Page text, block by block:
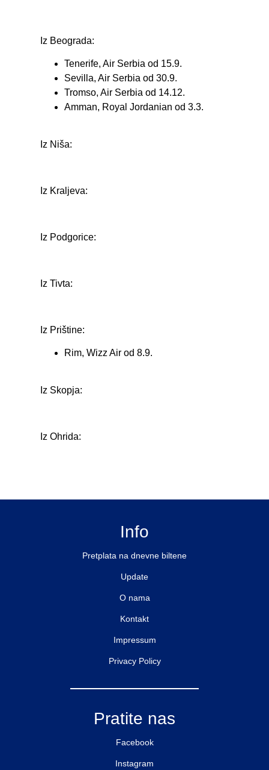
Iz Beograda:
Tenerife, Air Serbia od 15.9.
Sevilla, Air Serbia od 30.9.
Tromso, Air Serbia od 14.12.
Amman, Royal Jordanian od 3.3.
Iz Niša:
Iz Kraljeva:
Iz Podgorice:
Iz Tivta:
Iz Prištine:
Rim, Wizz Air od 8.9.
Iz Skopja:
Iz Ohrida:
Info
Pretplata na dnevne biltene
Update
O nama
Kontakt
Impressum
Privacy Policy
Pratite nas
Facebook
Instagram